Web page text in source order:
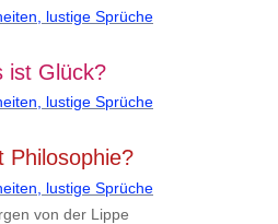
lustige Sprüche
ist Glück?
lustige Sprüche
Philosophie?
lustige Sprüche
von der Lippe